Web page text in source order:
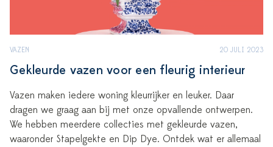
VAZEN 20 JULI 2023
Gekleurde vazen voor een fleurig interieur
Vazen maken iedere woning kleurrijker en leuker. Daar
dragen we graag aan bij met onze opvallende ontwerpen.
We hebben meerdere collecties met gekleurde vazen,
waaronder Stapelgekte en Dip Dye. Ontdek wat er allemaal